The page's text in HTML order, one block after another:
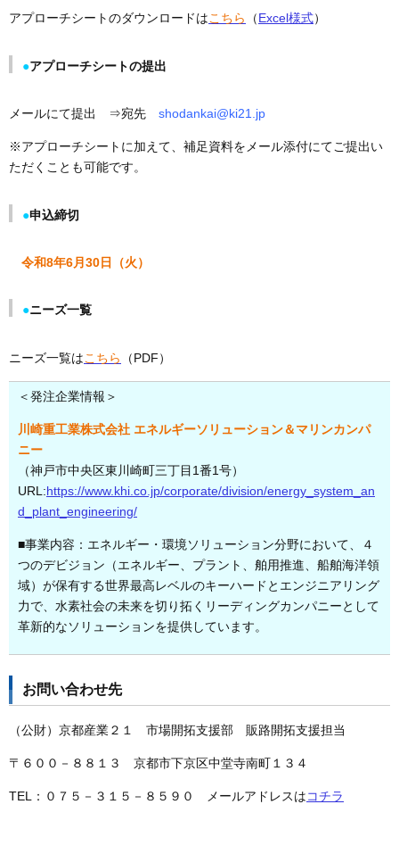
アプローチシートのダウンロードはこちら （Excel様式）
●アプローチシートの提出
メールにて提出 ⇒宛先 shodankai@ki21.jp
※アプローチシートに加えて、補足資料をメール添付にてご提出い
ただくことも可能です。
●申込締切
令和8年6月30日（火）
●ニーズ一覧
ニーズ一覧はこちら （PDF）
＜発注企業情報＞
川崎重工業株式会社 エネルギーソリューション＆マリンカンパ
ニー
（神戸市中央区東川崎町三丁目1番1号）
URL:https://www.khi.co.jp/corporate/division/energy_system_an
d_plant_engineering/
■事業内容：エネルギー・環境ソリューション分野において、４
つのデビジョン（エネルギー、プラント、舶用推進、船舶海洋領
域）が保有する世界最高レベルのキーハードとエンジニアリング
力で、水素社会の未来を切り拓くリーディングカンパニーとして
革新的なソリューションを提供しています。
お問い合わせ先
（公財）京都産業２１ 市場開拓支援部 販路開拓支援担当
〒６００－８８１３ 京都市下京区中堂寺南町１３４
TEL：０７５－３１５－８５９０ メールアドレスはコチラ